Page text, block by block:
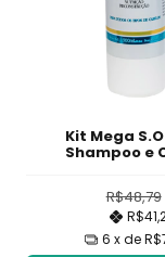
Kit Mega
Shampoo e
R$48,79
6 x de